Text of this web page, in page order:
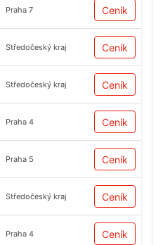
Praha 7 Ceník
Středočeský kraj Ceník
Středočeský kraj Ceník
Praha 4 Ceník
Praha 5 Ceník
Středočeský kraj Ceník
Praha 4 Ceník